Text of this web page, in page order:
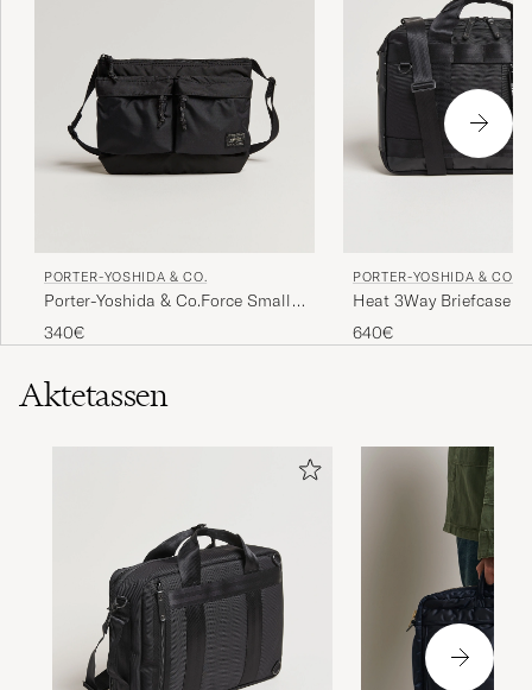
PORTER-YOSHIDA & CO.
Porter-Yoshida & Co.Force Small
Shoulder BagBlack
340€
PORTER-YOSHIDA & CO.
Heat 3Way Briefcase
640€
Aktetassen